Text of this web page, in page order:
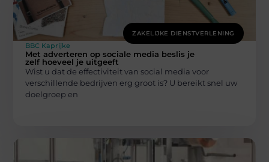
ZAKELIJKE DIENSTVERLENING
BBC Kaprijke
Met adverteren op sociale media beslis je
zelf hoeveel je uitgeeft
Wist u dat de effectiviteit van social media voor
verschillende bedrijven erg groot is? U bereikt snel uw
doelgroep en